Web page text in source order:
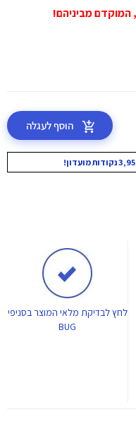
הוסף לעגלה
לחץלבדיקת מלאי המוצר בסניפי
BUG